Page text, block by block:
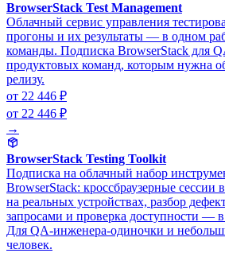
BrowserStack Test Management
Облачный сервис управления
прогоны и их результаты — в одном
команды. Подписка BrowserStack для
продуктовых команд, которым нужна
релизу.
от 22 446 ₽
от 22 446 ₽
→
BrowserStack Testing Toolkit
Подписка на облачный набор
BrowserStack: кроссбраузерные сессии
на реальных устройствах, разбор
запросами и проверка доступности —
Для QA-инженера-одиночки и
человек.